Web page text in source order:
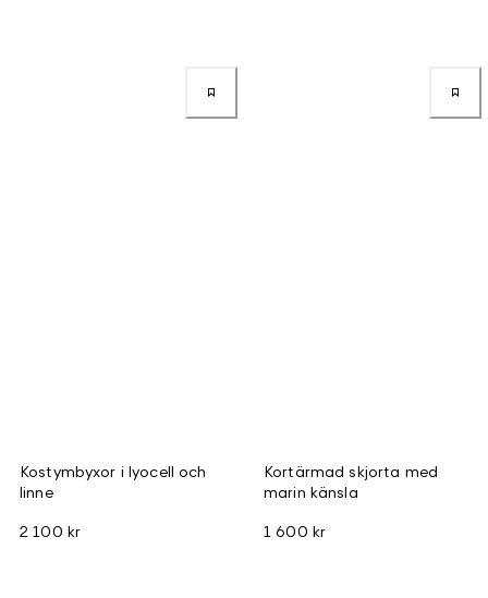
Kostymbyxor i lyocell och
linne
2 100 kr
Kortärmad skjorta med
marin känsla
1 600 kr